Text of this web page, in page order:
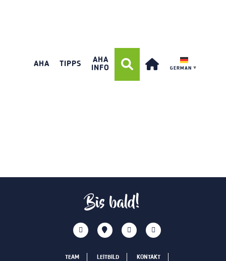
AHA TIPPS
AHA
INFO
GERMAN ▼
Bis bald!
TEAM LEITBILD
KONTAKT